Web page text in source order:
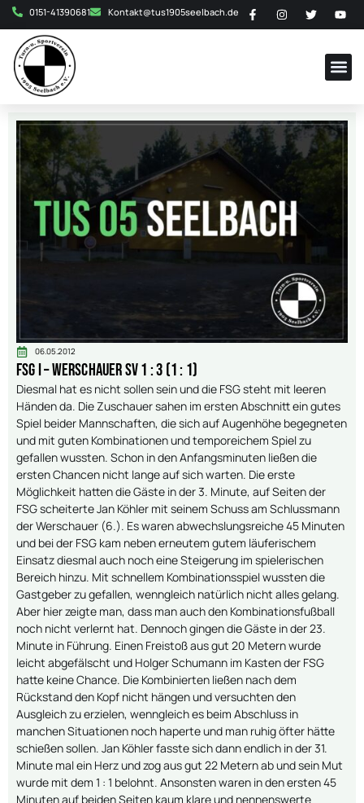
0151-41390681 Kontakt@tus1905seelbach.de
06.05.2012
FSG I – Werschauer SV 1 : 3 (1 : 1)
Diesmal hat es nicht sollen sein und die FSG steht mit leeren
Händen da. Die Zuschauer sahen im ersten Abschnitt ein gutes
Spiel beider Mannschaften, die sich auf Augenhöhe begegneten
und mit guten Kombinationen und temporeichem Spiel zu
gefallen wussten. Schon in den Anfangsminuten ließen die
ersten Chancen nicht lange auf sich warten. Die erste
Möglichkeit hatten die Gäste in der 3. Minute, auf Seiten der
FSG scheiterte Jan Köhler mit seinem Schuss am Schlussmann
der Werschauer (6.). Es waren abwechslungsreiche 45 Minuten
und bei der FSG kam neben erneutem gutem läuferischem
Einsatz diesmal auch noch eine Steigerung im spielerischen
Bereich hinzu. Mit schnellem Kombinationsspiel wussten die
Gastgeber zu gefallen, wenngleich natürlich nicht alles gelang.
Aber hier zeigte man, dass man auch den Kombinationsfußball
noch nicht verlernt hat. Dennoch gingen die Gäste in der 23.
Minute in Führung. Einen Freistoß aus gut 20 Metern wurde
leicht abgefälscht und Holger Schumann im Kasten der FSG
hatte keine Chance. Die Kombinierten ließen nach dem
Rückstand den Kopf nicht hängen und versuchten den
Ausgleich zu erzielen, wenngleich es beim Abschluss in
manchen Situationen noch haperte und man ruhig öfter hätte
schießen sollen. Jan Köhler fasste sich dann endlich in der 31.
Minute mal ein Herz und zog aus gut 22 Metern ab und sein Mut
wurde mit dem 1 : 1 belohnt. Ansonsten waren in den ersten 45
Minuten auf beiden Seiten kaum klare und nennenswerte